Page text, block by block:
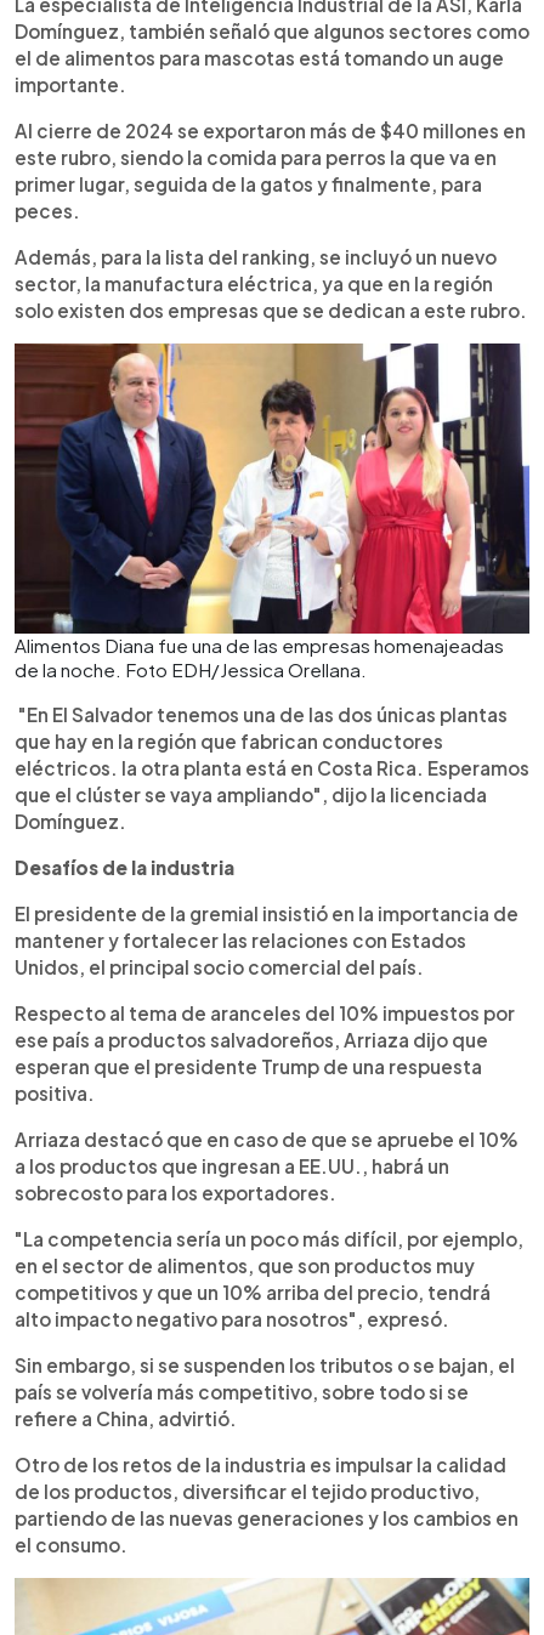
Domínguez, también señaló que algunos sectores como
el de alimentos para mascotas está tomando un auge
importante.
Al cierre de 2024 se exportaron más de $40 millones en
este rubro, siendo la comida para perros la que va en
primer lugar, seguida de la gatos y finalmente, para
peces.
Además, para la lista del ranking, se incluyó un nuevo
sector, la manufactura eléctrica, ya que en la región
solo existen dos empresas que se dedican a este rubro.
Alimentos Diana fue una de las empresas homenajeadas
de la noche. Foto EDH/Jessica Orellana.
"En El Salvador tenemos una de las dos únicas plantas
que hay en la región que fabrican conductores
eléctricos. la otra planta está en Costa Rica. Esperamos
que el clúster se vaya ampliando", dijo la licenciada
Domínguez.
Desafíos de la industria
El presidente de la gremial insistió en la importancia de
mantener y fortalecer las relaciones con Estados
Unidos, el principal socio comercial del país.
Respecto al tema de aranceles del 10% impuestos por
ese país a productos salvadoreños, Arriaza dijo que
esperan que el presidente Trump de una respuesta
positiva.
Arriaza destacó que en caso de que se apruebe el 10%
a los productos que ingresan a EE.UU., habrá un
sobrecosto para los exportadores.
"La competencia sería un poco más difícil, por ejemplo,
en el sector de alimentos, que son productos muy
competitivos y que un 10% arriba del precio, tendrá
alto impacto negativo para nosotros", expresó.
Sin embargo, si se suspenden los tributos o se bajan, el
país se volvería más competitivo, sobre todo si se
refiere a China, advirtió.
Otro de los retos de la industria es impulsar la calidad
de los productos, diversificar el tejido productivo,
partiendo de las nuevas generaciones y los cambios en
el consumo.